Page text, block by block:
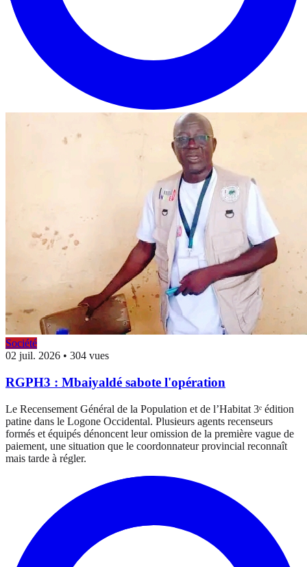
Société
02 juil. 2026 • 304 vues
RGPH3 : Mbaiyaldé sabote l'opération
Le Recensement Général de la Population et de l’Habitat 3ᵉ édition
patine dans le Logone Occidental. Plusieurs agents recenseurs
formés et équipés dénoncent leur omission de la première vague de
paiement, une situation que le coordonnateur provincial reconnaît
mais tarde à régler.